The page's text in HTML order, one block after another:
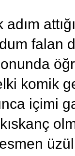
adım
falan
komik
içimi